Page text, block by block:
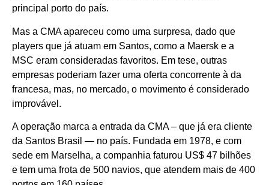
principal porto do país.
Mas a CMA apareceu como uma surpresa, dado que
players que já atuam em Santos, como a Maersk e a
MSC eram consideradas favoritos. Em tese, outras
empresas poderiam fazer uma oferta concorrente à da
francesa, mas, no mercado, o movimento é considerado
improvável.
A operação marca a entrada da CMA – que já era cliente
da Santos Brasil — no país. Fundada em 1978, e com
sede em Marselha, a companhia faturou US$ 47 bilhões
e tem uma frota de 500 navios, que atendem mais de 400